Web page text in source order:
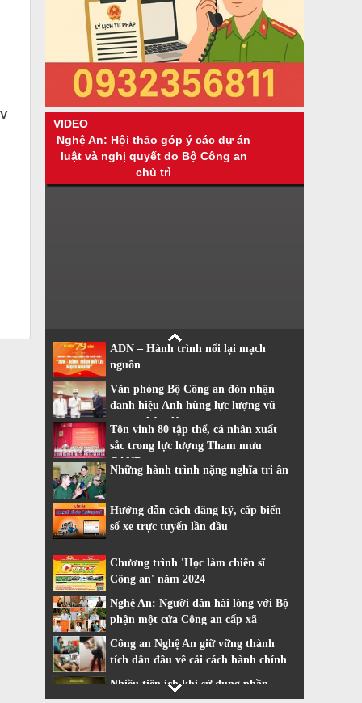
VIDEO
Nghệ An: Hội thảo góp ý các dự án
luật và nghị quyết do Bộ Công an
chủ trì
ADN – Hành trình nối lại mạch
nguồn
Văn phòng Bộ Công an đón nhận
danh hiệu Anh hùng lực lượng vũ
trang nhân dân
Tôn vinh 80 tập thể, cá nhân xuất
sắc trong lực lượng Tham mưu
CAND
Những hành trình nặng nghĩa tri ân
Hướng dẫn cách đăng ký, cấp biển
số xe trực tuyến lần đầu
Chương trình 'Học làm chiến sĩ
Công an' năm 2024
Nghệ An: Người dân hài lòng với Bộ
phận một cửa Công an cấp xã
Công an Nghệ An giữ vững thành
tích dẫn đầu về cải cách hành chính
Nhiều tiện ích khi sử dụng phần
mềm VNeiD